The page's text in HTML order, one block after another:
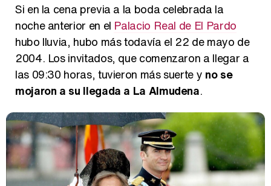
Si en la cena previa a la boda celebrada la
noche anterior en el Palacio Real de El Pardo
hubo lluvia, hubo más todavía el 22 de mayo de
2004. Los invitados, que comenzaron a llegar a
las 09:30 horas, tuvieron más suerte y no se
mojaron a su llegada a La Almudena.